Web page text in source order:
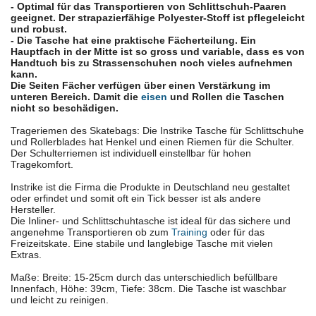
- Optimal für das Transportieren von Schlittschuh-Paaren
geeignet. Der strapazierfähige Polyester-Stoff ist pflegeleicht
und robust.
- Die Tasche hat eine praktische Fächerteilung. Ein
Hauptfach in der Mitte ist so gross und variable, dass es von
Handtuch bis zu Strassenschuhen noch vieles aufnehmen
kann.
Die Seiten Fächer verfügen über einen Verstärkung im
unteren Bereich. Damit die eisen und Rollen die Taschen
nicht so beschädigen.
Trageriemen des Skatebags: Die Instrike Tasche für Schlittschuhe
und Rollerblades hat Henkel und einen Riemen für die Schulter.
Der Schulterriemen ist individuell einstellbar für hohen
Tragekomfort.
Instrike ist die Firma die Produkte in Deutschland neu gestaltet
oder erfindet und somit oft ein Tick besser ist als andere
Hersteller.
Die Inliner- und Schlittschuhtasche ist ideal für das sichere und
angenehme Transportieren ob zum Training oder für das
Freizeitskate. Eine stabile und langlebige Tasche mit vielen
Extras.
Maße: Breite: 15-25cm durch das unterschiedlich befüllbare
Innenfach, Höhe: 39cm, Tiefe: 38cm. Die Tasche ist waschbar
und leicht zu reinigen.